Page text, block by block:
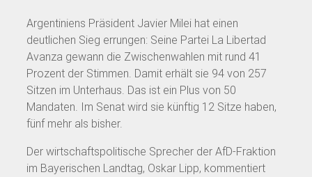
Argentiniens Präsident Javier Milei hat einen
deutlichen Sieg errungen: Seine Partei La Libertad
Avanza gewann die Zwischenwahlen mit rund 41
Prozent der Stimmen. Damit erhält sie 94 von 257
Sitzen im Unterhaus. Das ist ein Plus von 50
Mandaten. Im Senat wird sie künftig 12 Sitze haben,
fünf mehr als bisher.
Der wirtschaftspolitische Sprecher der AfD-Fraktion
im Bayerischen Landtag, Oskar Lipp, kommentiert